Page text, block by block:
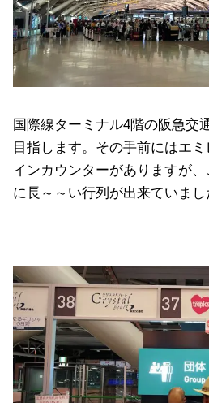
国際線ターミナル4階の阪急交
目指します。その手前にはエ
インカウンターがありますが
に長～～い行列が出来ていまし